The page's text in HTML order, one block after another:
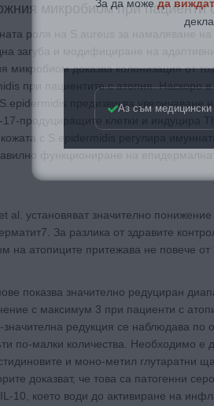
микробиом при пациенти
роля на S.aureus за намаляване
загуба и модифициране на
микробиом доказва колонизация от
при пациентите с атопия. Наскоро
предизвиква увеличаване
продуциращите клетки и индуцира
с S.epidermidis регулира
функциониране на
al. установяват значително
За разлика от здравите
на атопиците притежава не повече от
показва значително редуциран
с максимум 3 при пациенти с
редукция се наблюдава
по-малки количества. Необходимо е
и моно-метил глутаратни
доказват, че това са патогенни
10, което води до активиране на
Аз съм медицински